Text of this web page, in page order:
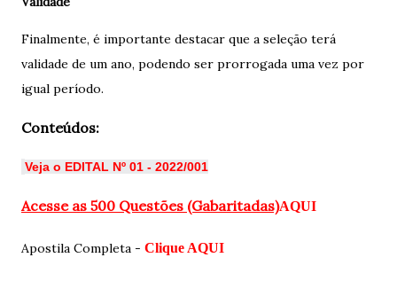
Finalmente, é importante destacar que a seleção terá
validade de um ano, podendo ser prorrogada uma vez por
igual período.
Conteúdos:
Veja o EDITAL Nº 01 - 2022/001
Acesse as 500 Questões (Gabaritadas)AQUI
Apostila Completa - Clique AQUI